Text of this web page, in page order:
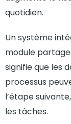
quotidien.
Un système
module
signifie que les
processus
l’étape
les tâches.